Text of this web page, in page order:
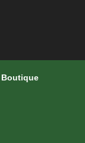
Boutique